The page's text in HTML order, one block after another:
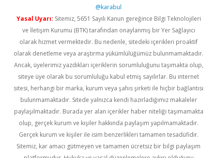
@karabul
Yasal Uyarı: Sitemiz, 5651 Sayılı Kanun gereğince Bilgi Teknolojileri
ve İletişim Kurumu (BTK) tarafından onaylanmış bir Yer Sağlayıcı
olarak hizmet vermektedir. Bu nedenle, sitedeki içerikleri proaktif
olarak denetleme veya araştırma yükümlülüğümüz bulunmamaktadır.
Ancak, üyelerimiz yazdıkları içeriklerin sorumluluğunu taşımakta olup,
siteye üye olarak bu sorumluluğu kabul etmiş sayılırlar. Bu internet
sitesi, herhangi bir marka, kurum veya şahıs şirketi ile hiçbir bağlantısı
bulunmamaktadır. Sitede yalnızca kendi hazırladığımız makaleler
paylaşılmaktadır. Burada yer alan içerikler haber niteliği taşımamakta
olup, gerçek kurum ve kişiler hakkında paylaşım yapılmamaktadır.
Gerçek kurum ve kişiler ile isim benzerlikleri tamamen tesadüfidir.
Sitemiz, kar amacı gütmeyen ve tamamen ücretsiz bir bilgi paylaşım